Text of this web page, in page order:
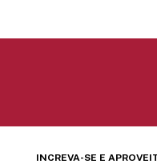
INCREVA-SE E